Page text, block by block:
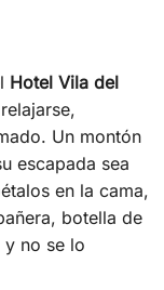
Hotel Vila del
Un montón
escapada sea
en la cama,
botella de
y no se lo